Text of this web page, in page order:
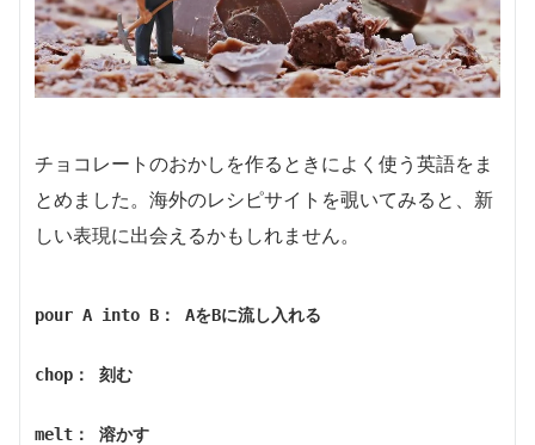
チョコレートのおかしを作るときによく使う英語をま
とめました。海外のレシピサイトを覗いてみると、新
しい表現に出会えるかもしれません。
pour A into B： AをBに流し入れる
chop： 刻む
melt： 溶かす